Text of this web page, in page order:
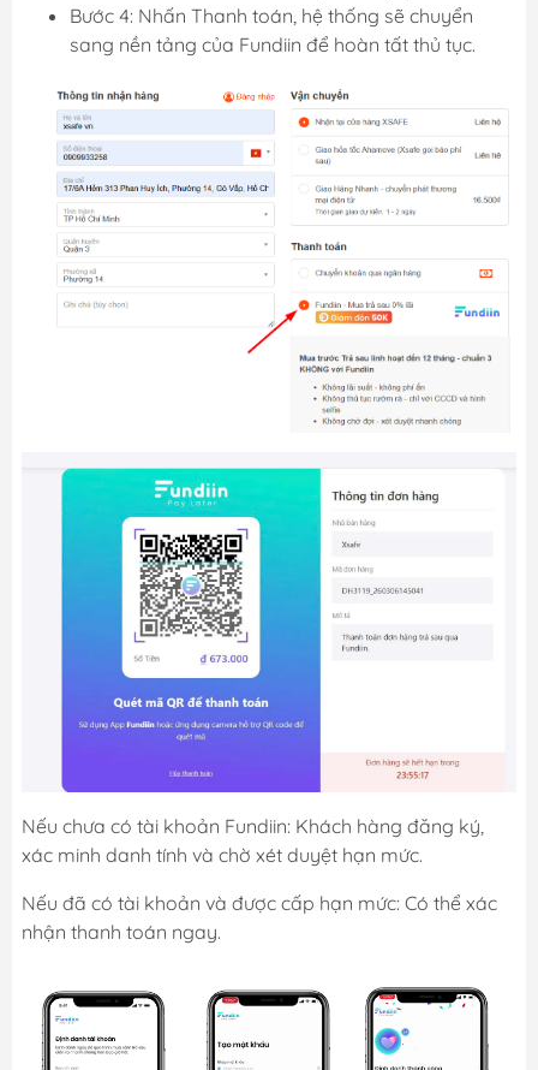
Bước 4: Nhấn Thanh toán, hệ thống sẽ chuyển
sang nền tảng của Fundiin để hoàn tất thủ tục.
Nếu chưa có tài khoản Fundiin: Khách hàng đăng ký,
xác minh danh tính và chờ xét duyệt hạn mức.
Nếu đã có tài khoản và được cấp hạn mức: Có thể xác
nhận thanh toán ngay.